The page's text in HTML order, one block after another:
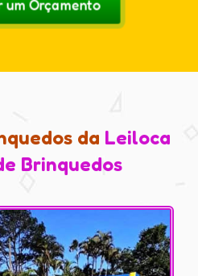
Orçamento
da Leiloca
Brinquedos